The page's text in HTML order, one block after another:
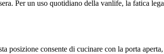
Per un uso quotidiano della vanlife, la fatica
posizione consente di cucinare con la porta